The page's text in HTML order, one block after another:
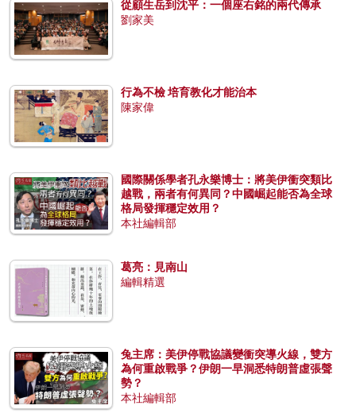
從顧生岳到沈平：一個座右銘的兩代傳承
劉家美
行為不檢 培育教化才能治本
陳家偉
國際關係學者孔永樂博士：將美伊衝突類比
越戰，兩者有何異同？中國崛起能否為全球
格局發揮穩定效用？
本社編輯部
葛亮：見南山
編輯精選
兔主席：美伊停戰協議變衝突導火線，雙方
為何重啟戰爭？伊朗一早洞悉特朗普虛張聲
勢？
本社編輯部